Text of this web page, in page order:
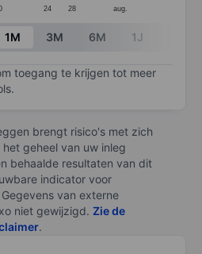
24 28 aug.
1M 3M 6M 1J
toegang te krijgen tot meer
brengt risico's met zich
geheel van uw inleg
behaalde resultaten van dit
indicator voor
van externe
niet gewijzigd. Zie de
.